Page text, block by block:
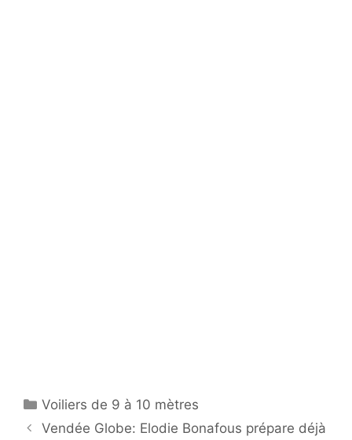
Catégories
Voiliers de 9 à 10 mètres
Vendée Globe: Elodie Bonafous prépare déjà